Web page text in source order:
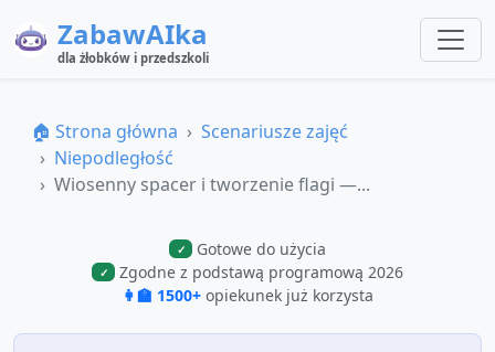
ZabawAIka
dla żłobków i przedszkoli
🏠 Strona główna
Scenariusze zajęć
Niepodległość
Wiosenny spacer i tworzenie flagi —...
✓ Gotowe do użycia
✓
Zgodne z podstawą programową 2026
👩‍🏫 1500+ opiekunek już korzysta